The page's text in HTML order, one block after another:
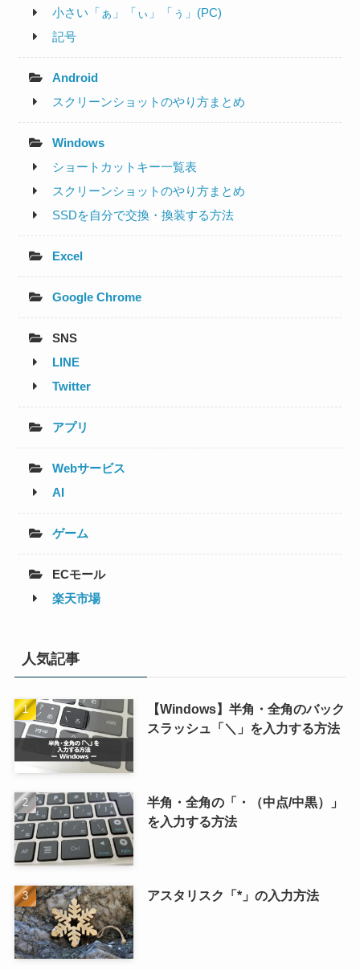
小さい「ぁ」「ぃ」「ぅ」(PC)
記号
Android
スクリーンショットのやり方まとめ
Windows
ショートカットキー一覧表
スクリーンショットのやり方まとめ
SSDを自分で交換・換装する方法
Excel
Google Chrome
SNS
LINE
Twitter
アプリ
Webサービス
AI
ゲーム
ECモール
楽天市場
人気記事
【Windows】半角・全角のバック
スラッシュ「＼」を入力する方法
半角・全角の「・（中点/中黒）」
を入力する方法
アスタリスク「*」の入力方法